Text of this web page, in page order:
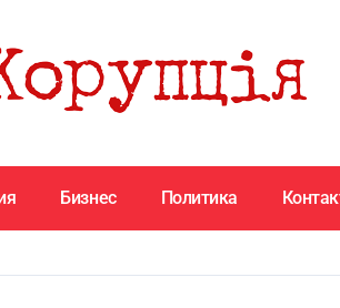
Бизнес Политика